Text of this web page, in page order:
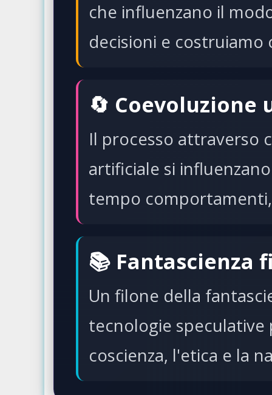
che influenzano il
decisioni e costruiamo
🔄 Coevoluzione
Il processo attraverso
artificiale si
tempo
📚 Fantascienza
Un filone della
tecnologie
coscienza, l'etica e la